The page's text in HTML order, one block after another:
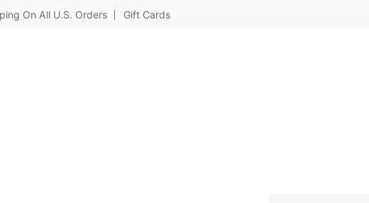
On All U.S. Orders Gift Cards